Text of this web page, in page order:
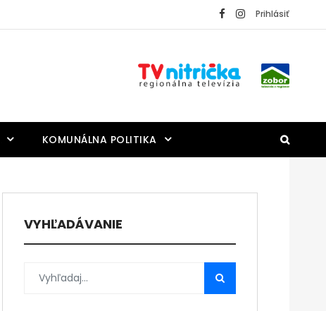
Prihlásiť
KOMUNÁLNA POLITIKA
VYHĽADÁVANIE